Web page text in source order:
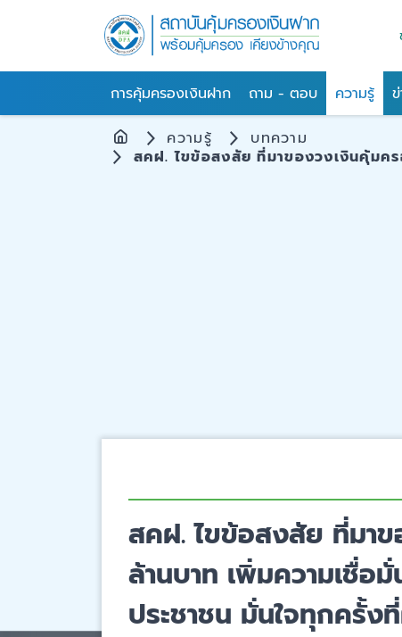
การคุ้มครองเงินฝาก ถาม - ตอบ ความรู้
ความรู้
บทความ
สคฝ. ไขข้อสงสัย ที่มาของวงเงินคุ้มคร
สคฝ. ไขข้อสงสัย ที่มาข
ล้านบาท เพิ่มความเชื่อ
ประชาชน มั่นใจทุกครั้ง